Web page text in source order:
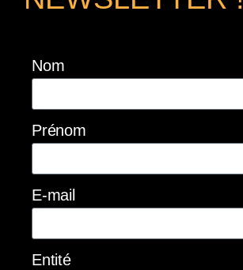
Nom
Prénom
E-mail
Entité